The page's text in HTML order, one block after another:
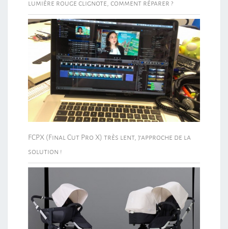
lumière rouge clignote, comment réparer ?
FCPX (Final Cut Pro X) très lent, j’approche de la
solution !